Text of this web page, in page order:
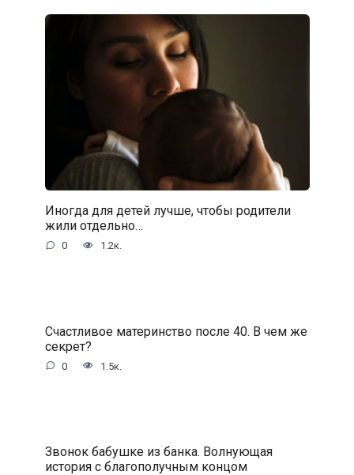
Иногда для детей лучше, чтобы родители
жили отдельно…
0 1.2к.
Счастливое материнство после 40. В чем же
секрет?
0 1.5к.
Звонок бабушке из банка. Волнующая
история с благополучным концом